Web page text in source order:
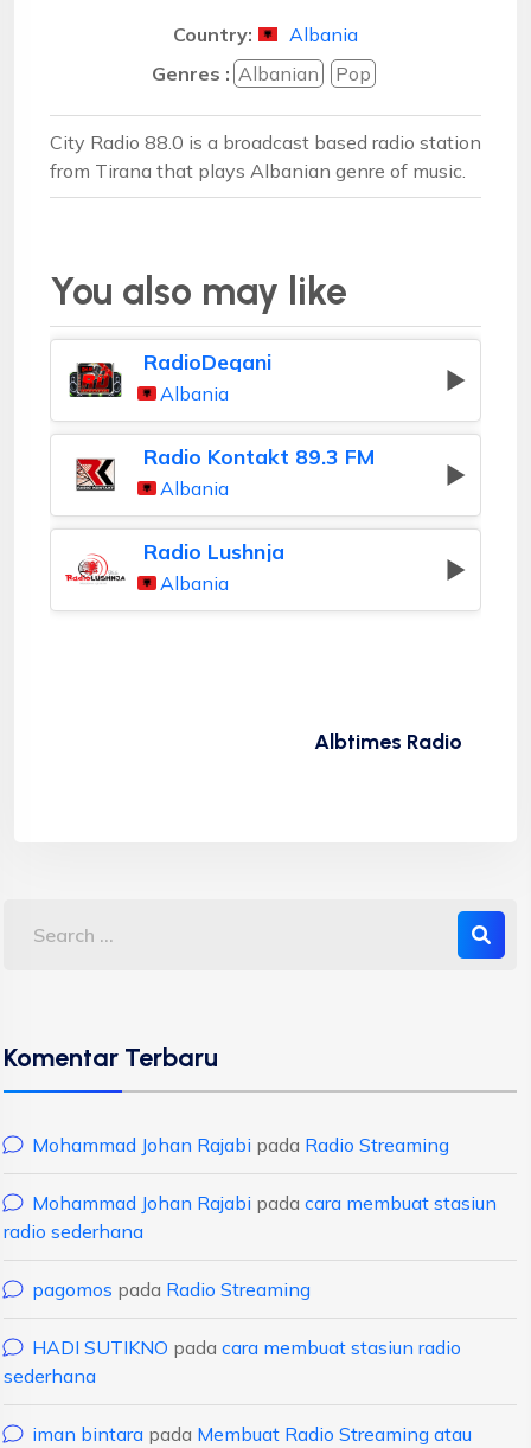
Country:
Albania
Genres : Albanian Pop
City Radio 88.0 is a broadcast based radio station
from Tirana that plays Albanian genre of music.
You also may like
RadioDeqani
Albania
Radio Kontakt 89.3 FM
Albania
Radio Lushnja
Albania
Albtimes Radio
Komentar Terbaru
Mohammad Johan Rajabi pada Radio Streaming
Mohammad Johan Rajabi pada cara membuat stasiun
radio sederhana
pagomos pada Radio Streaming
HADI SUTIKNO pada cara membuat stasiun radio
sederhana
iman bintara pada Membuat Radio Streaming atau